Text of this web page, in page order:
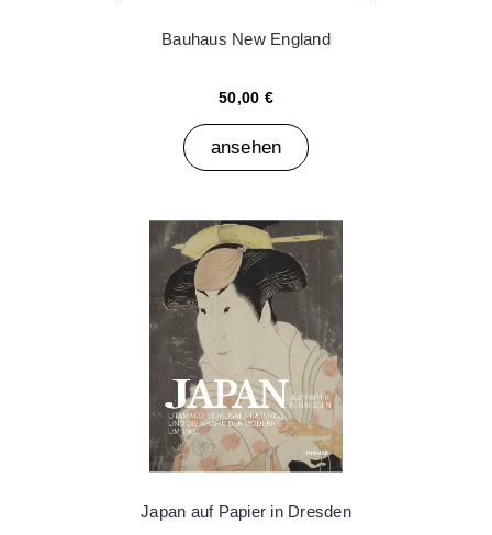
Bauhaus New England
50,00 €
ansehen
Japan auf Papier in Dresden